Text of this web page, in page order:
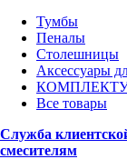
Тумбы
Пеналы
Столешницы
Аксессуары
Все товары
Служба
смесителям